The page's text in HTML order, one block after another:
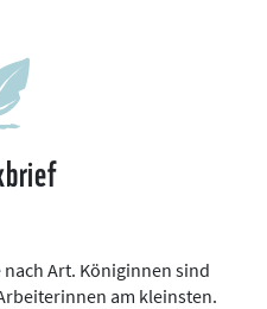
Art. Königinnen sind
am kleinsten.